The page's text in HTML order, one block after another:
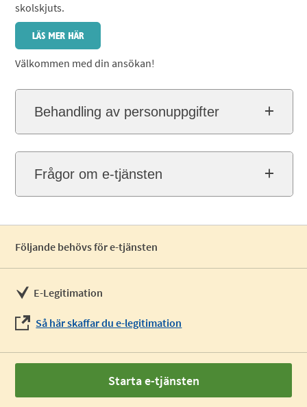
skolskjuts.
Välkommen med din ansökan!
Behandling av personuppgifter
Frågor om e-tjänsten
Följande behövs för e-tjänsten
E-Legitimation
Så här skaffar du e-legitimation
Starta e-tjänsten